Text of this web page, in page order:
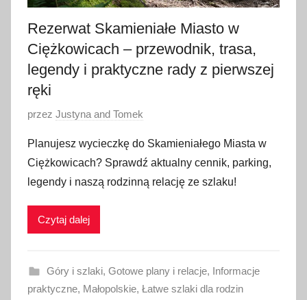
Rezerwat Skamieniałe Miasto w
Ciężkowicach – przewodnik, trasa,
legendy i praktyczne rady z pierwszej
ręki
O
u
b
l
i
a
n
przez Justyna and Tomek
Planujesz wycieczkę do Skamieniałego Miasta w
Ciężkowicach? Sprawdź aktualny cennik, parking,
legendy i naszą rodzinną relację ze szlaku!
Czytaj dalej
Góry i szlaki, Gotowe plany i relacje, Informacje
praktyczne, Małopolskie, Łatwe szlaki dla rodzin